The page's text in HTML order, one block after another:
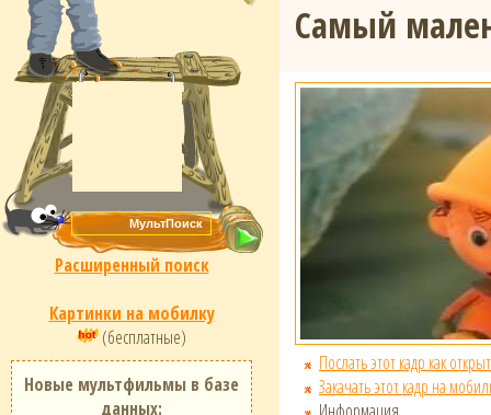
Расширенный поиск
Картинки на мобилку
(бесплатные)
Новые мультфильмы в базе
данных:
Самый
Послать этот кадр как
Закачать этот кадр на